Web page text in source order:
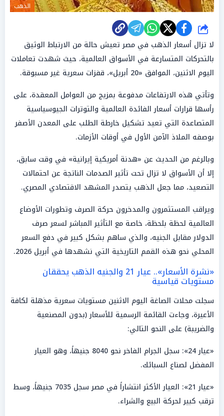
الذهب
شارك
لا تزال أسعار الذهب في مصر تعيش حالة من الارتباط الوثيق
بالتحركات المتسارعة في الأسواق العالمية، حيث شهدت تعاملات
اليوم الاثنين، الموافق «20 أبريل»، قفزات سعرية غير مسبوقة.
وتأتي هذه الارتفاعات مدفوعة بمزيج من العوامل المعقدة، على
رأسها قرارات أسعار الفائدة العالمية والتوترات الجيوسياسية
المتصاعدة التي تعيد تشكيل خارطة الطلب على المعدن الأصفر
بوصفه الملاذ الآمن الأول في أوقات الأزمات.
وبالرغم من الحديث عن «هدنة أمريكية إيرانية» في وقت سابق،
إلا أن الأسواق لا تزال تحت تأثير الصدمات الناتجة عن احتمالات
التصعيد، مما جعل الذهب يتصدر المشهد الاقتصادي المصري.
ويراقب المستثمرون والمدخرون حركة الصرف وتطورات الأوضاع
العالمية لحظة بلحظة، خاصة مع التأثير المباشر لسعر صرف
الدولار مقابل الجنيه، والذي ساهم بشكل كبير في دفع السعر
المحلي نحو هذه القمم التاريخية التي نشهدها في أبريل 2026.
«نشرة الأسعار».. عيار 21 والجنيه الذهب يحققان
مستويات قياسية
سجلت محلات الصاغة اليوم الاثنين مستويات سعرية مذهلة لكافة
الأعيرة، وجاءت القائمة الرسمية للأسعار (بدون المصنعية
والضريبة) على النحو التالي:
«عيار 24»: سجل الجرام الفاخر نحو 8040 جنيهاً، وهو العيار
المفضل لصناع السبائك.
«عيار 21»: العيار الأكثر انتشاراً في مصر سجل 7035 جنيهاً، وسط
ترقب كبير لحركة البيع والشراء.